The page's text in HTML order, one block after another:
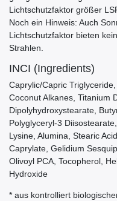
Lichtschutzfaktor größer
Noch ein Hinweis: Auch
Lichtschutzfaktor bieten
Strahlen.
INCI (Ingredients)
Caprylic/Capric
Coconut Alkanes, Titanium
Dipolyhydroxystearate,
Polyglyceryl-3
Lysine, Alumina, Stearic
Caprylate, Gelidium
Olivoyl PCA, Tocopherol,
Hydroxide
* aus kontrolliert